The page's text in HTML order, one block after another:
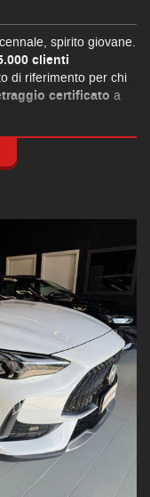
spirito giovane.
clienti
di riferimento per chi
certificato a
società del
eseguita internamente
per supportarti a